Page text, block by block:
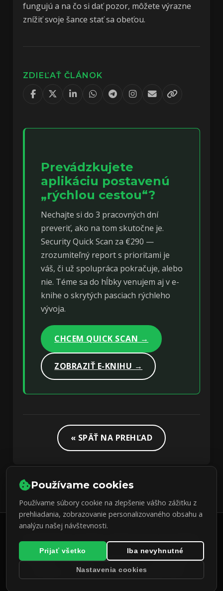
fungujú a na čo si dať pozor, môžete výrazne
znížiť svoje šance stať sa obeťou.
ZDIEĽAŤ ČLÁNOK
Prevádzkujete
aplikáciu postavenú
„rýchlou cestou“?
Nechajte si do 3 pracovných dní
preveriť, ako na tom skutočne je.
Security Quick Scan za €290 —
zrozumiteľný report s prioritami je
váš, či už spolupráca pokračuje, alebo
nie. Téme sa do hĺbky venujem aj v e-
knihe o skrytých pasciach rýchleho
vývoja.
CHCEM QUICK SCAN →
ZOBRAZIŤ E-KNIHU →
« SPÄŤ NA PREHĽAD
© 2026 Pietro Dubsky. Všetky práva vyhradené.
LinkedIn GitHub Facebook Instagram
X
Bcrypt Password generator
Používame cookies
Používame súbory cookie na zlepšenie vášho zážitku z
prehliadania, zobrazovanie personalizovaného obsahu a
analýzu našej návštevnosti.
Prijať všetko Iba nevyhnutné
Nastavenia cookies